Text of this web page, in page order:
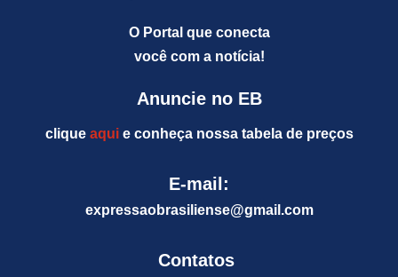
O Portal que conecta
você com a notícia!
Anuncie no EB
clique aquie conheça nossa tabela de preços
E-mail:
expressaobrasiliense@gmail.com
Contatos